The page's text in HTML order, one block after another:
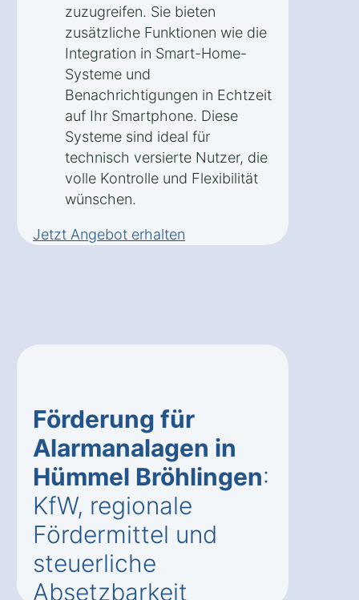
zuzugreifen. Sie bieten
zusätzliche Funktionen wie die
Integration in Smart-Home-
Systeme und
Benachrichtigungen in Echtzeit
auf Ihr Smartphone. Diese
Systeme sind ideal für
technisch versierte Nutzer, die
volle Kontrolle und Flexibilität
wünschen.
Jetzt Angebot erhalten
Förderung für
Alarmanalagen in
Hümmel Bröhlingen:
KfW, regionale
Fördermittel und
steuerliche
Absetzbarkeit